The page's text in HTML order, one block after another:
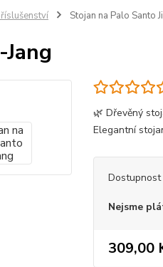
Stojan na Palo Santo
🌿 Dřevěný
Elegantní
Dostupnost
Nejsme
309,00